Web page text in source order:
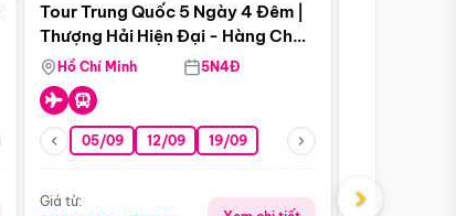
15/10 29/10
Tour Trung Quốc 5 Ngày 4 Đêm |
Thượng Hải Hiện Đại - Hàng Châu
Nên Thơ - Ô Trấn Cổ Kính
Hồ Chí Minh 5N4Đ
05/09 12/09 19/09
Giá từ: Giá từ:
›